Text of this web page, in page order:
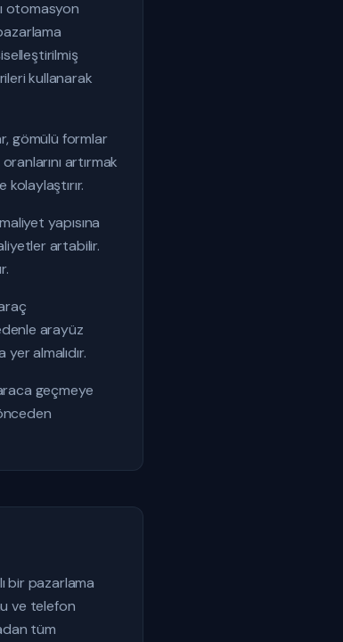
otomasyon
kullanarak
gömülü formlar
artırmak
yapısına
artabilir.
arayüz
almalıdır.
geçmeye
bir pazarlama
ve telefon
tüm